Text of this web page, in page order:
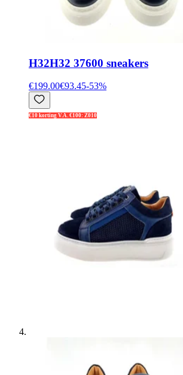
H32H32 37600 sneakers
€199.00€93.45-53%
€10 korting V.A. €100: Z010